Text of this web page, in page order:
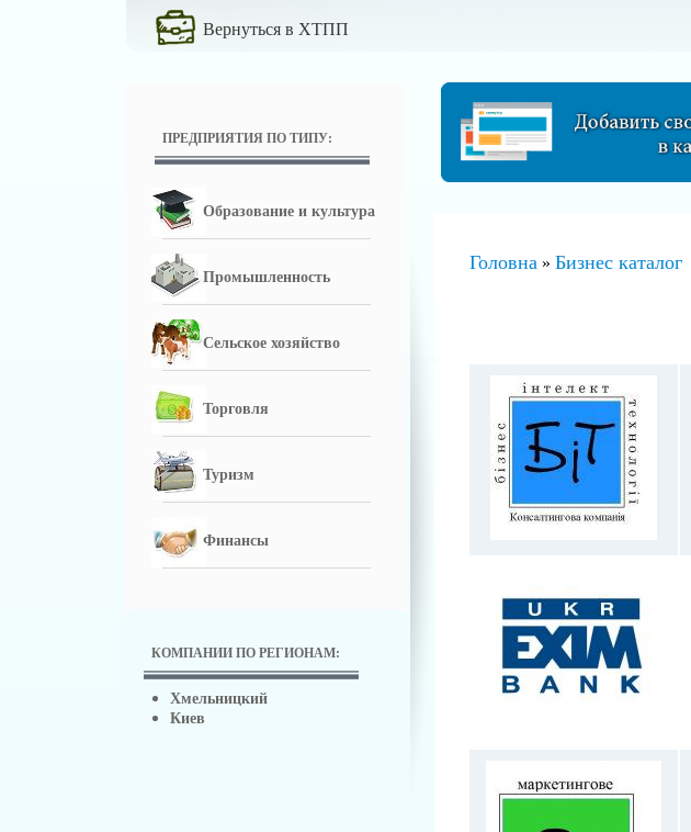
Вернуться в ХТПП
Головна » Бизнес каталог
ПРЕДПРИЯТИЯ ПО ТИПУ:
Образование и культура
Промышленность
Сельское хозяйство
Торговля
Туризм
Финансы
КОМПАНИИ ПО РЕГИОНАМ:
Хмельницкий
Киев